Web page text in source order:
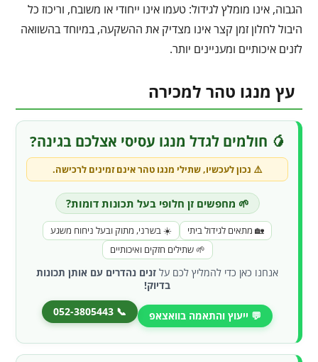
הגבוה, אינו מומלץ לגידול: טעמו אינו ייחודי או משובח, וריכוז כל
היבול לחלון זמן קצר אינו מצדיק את ההשקעה, במיוחד בהשוואה
לזנים איכותיים ומעניינים יותר.
עץ מנגו טהר למכירה
🥭 חולמים לגדל מנגו עסיסי אצלכם בגינה?
⚠️ נכון לעכשיו, שתילי מנגו טהראינם זמינים לרכישה.
🌱 מחפשים זן חלופי בעל תכונות דומות?
🏡 מתאים לגידול ביתי
☀️ בשרני, מתוק ובעל ניחוח משגע
🌱 שתילים חזקים ואיכותיים
אנחנו כאן כדי להמליץ לכם על זנים נהדרים עם אותן תכונות
בדיוק!
💬 ייעוץ והתאמה בוואצאפ 📞 052-3805443